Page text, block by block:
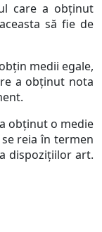
care a obţinut
să fie de
medii egale,
a obţinut nota
obţinut o medie
reia în termen
dispoziţiilor art.